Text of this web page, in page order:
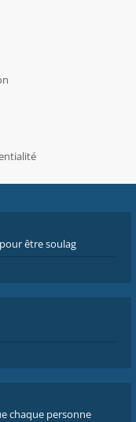
être soulag
chaque personne